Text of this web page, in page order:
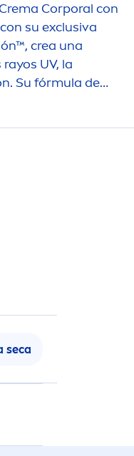
Corporal con
su exclusiva
crea una
UV, la
Su fórmula de
seca